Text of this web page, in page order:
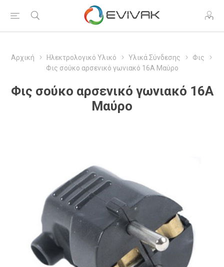
Αρχική Ηλεκτρολογικό Υλικό Υλικά Σύνδεσης
Φις
Φις σούκο αρσενικό γωνιακό 16A Μαύρο
Φις σούκο αρσενικό γωνιακό 16A
Μαύρο